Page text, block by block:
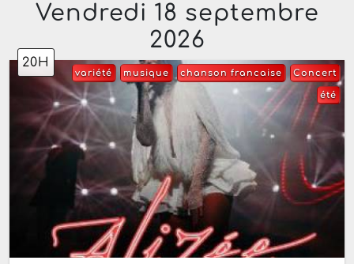
Vendredi 18 septembre
2026
20H
Concert
chanson francaise
musique
variété
été